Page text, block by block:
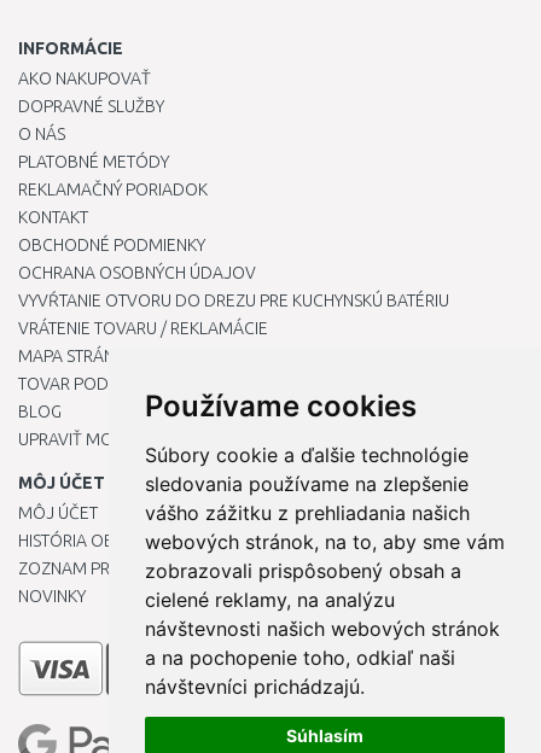
Používame cookies
Súbory cookie a ďalšie technológie
sledovania používame na zlepšenie
vášho zážitku z prehliadania našich
webových stránok, na to, aby sme vám
zobrazovali prispôsobený obsah a
cielené reklamy, na analýzu
návštevnosti našich webových stránok
a na pochopenie toho, odkiaľ naši
návštevníci prichádzajú.
Súhlasím
INFORMÁCIE
AKO NAKUPOVAŤ
DOPRAVNÉ SLUŽBY
O NÁS
PLATOBNÉ METÓDY
REKLAMAČNÝ PORIADOK
KONTAKT
OBCHODNÉ PODMIENKY
OCHRANA OSOBNÝCH ÚDAJOV
VYVŔTANIE OTVORU DO DREZU PRE KUCHYNSKÚ BATÉRIU
VRÁTENIE TOVARU / REKLAMÁCIE
MAPA STRÁNOK
TOVAR PODĽA ZNAČIEK
BLOG
UPRAVIŤ MOJE PREDVOĽBY COOKIES
MÔJ ÚČET
MÔJ ÚČET
HISTÓRIA OBJEDNÁVOK
ZOZNAM PRIANÍ
NOVINKY